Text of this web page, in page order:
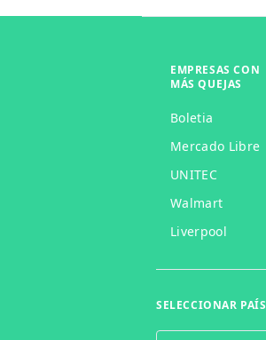
EMPRESAS CON
MÁS QUEJAS
Boletia
Mercado Libre
UNITEC
Walmart
Liverpool
SELECCIONAR PAÍS